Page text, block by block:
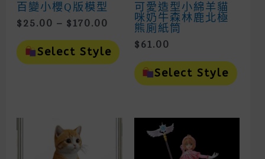
百變小櫻Q版模型
$ 25.00 – $ 170.00 Price
Range:
$25.00
Through
$170.00
Select Style
This
Product
Has
Multiple
Variants.
Chosen
可愛造型小綿羊貓
咪奶牛森林鹿北極
熊廁紙筒
$ 61.00
Select Style
Has